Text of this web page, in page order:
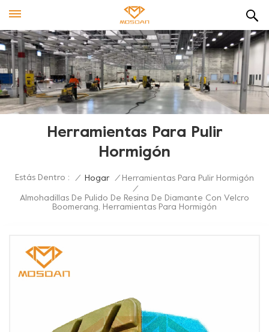
Herramientas Para Pulir
Hormigón
Estás Dentro : / Hogar / Herramientas Para Pulir Hormigón
/
Almohadillas De Pulido De Resina De Diamante Con Velcro
Boomerang, Herramientas Para Hormigón